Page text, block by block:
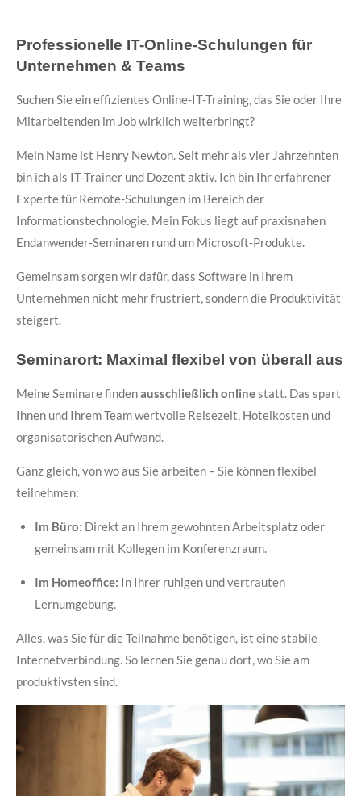
Professionelle IT-Online-Schulungen für
Unternehmen & Teams
Suchen Sie ein effizientes Online-IT-Training, das Sie oder Ihre
Mitarbeitenden im Job wirklich weiterbringt?
Mein Name ist Henry Newton. Seit mehr als vier Jahrzehnten
bin ich als IT-Trainer und Dozent aktiv. Ich bin Ihr erfahrener
Experte für Remote-Schulungen im Bereich der
Informationstechnologie. Mein Fokus liegt auf praxisnahen
Endanwender-Seminaren rund um Microsoft-Produkte.
Gemeinsam sorgen wir dafür, dass Software in Ihrem
Unternehmen nicht mehr frustriert, sondern die Produktivität
steigert.
Seminarort: Maximal flexibel von überall aus
Meine Seminare findenausschließlich onlinestatt. Das spart
Ihnen und Ihrem Team wertvolle Reisezeit, Hotelkosten und
organisatorischen Aufwand.
Ganz gleich, von wo aus Sie arbeiten – Sie können flexibel
teilnehmen:
Im Büro: Direkt an Ihrem gewohnten Arbeitsplatz oder
gemeinsam mit Kollegen im Konferenzraum.
Im Homeoffice: In Ihrer ruhigen und vertrauten
Lernumgebung.
Alles, was Sie für die Teilnahme benötigen, ist eine stabile
Internetverbindung. So lernen Sie genau dort, wo Sie am
produktivsten sind.